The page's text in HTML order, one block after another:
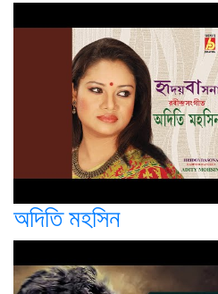
অদিতি মহসিন